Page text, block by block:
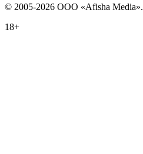
© 2005-2026 ООО «Afisha Media».
18+